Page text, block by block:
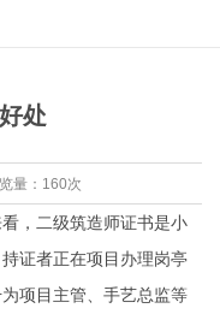
处
量：160次
，二级筑造师证书是小
证者正在项目办理岗亭
项目主管、手艺总监等